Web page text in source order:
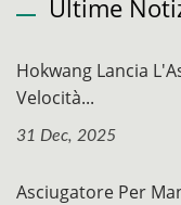
Ultime
Hokwang Lancia
Velocità...
31 Dec, 2025
Asciugatore Per